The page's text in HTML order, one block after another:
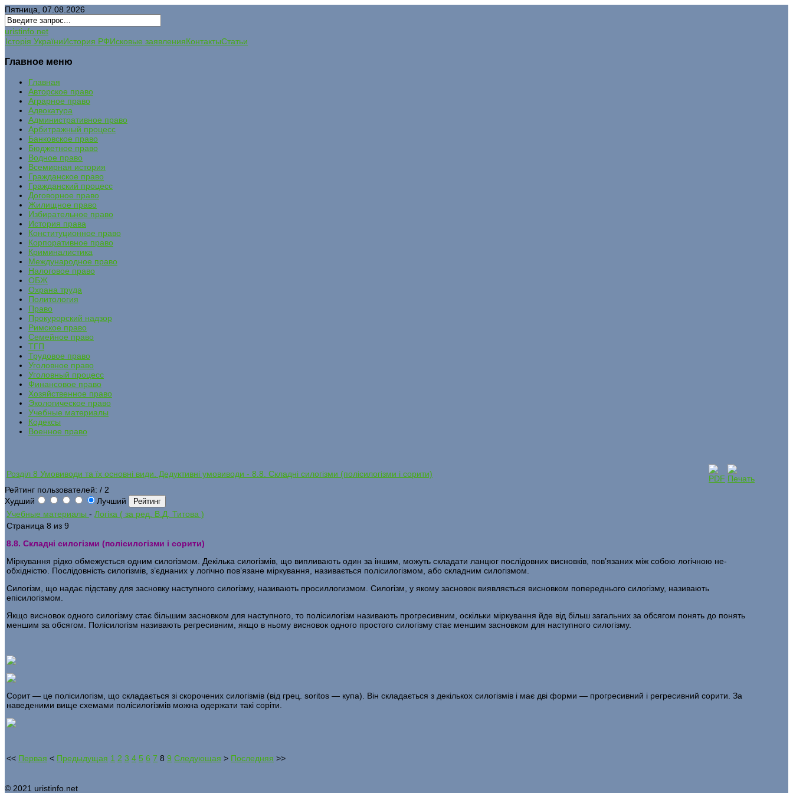
Пятница, 07.08.2026
uristinfo.net
Історія УкраїниИстория РФИсковые заявленияКонтактыСтатьи
Главное меню
Главная
Авторское право
Аграрное право
Адвокатура
Административное право
Арбитражный процесс
Банковское право
Бюджетное право
Водное право
Всемирная история
Гражданское право
Гражданский процесс
Договорное право
Жилищное право
Избирательное право
История права
Конституционное право
Корпоративное право
Криминалистика
Международное право
Налоговое право
ОБЖ
Охрана труда
Политология
Право
Прокурорский надзор
Римское право
Семейное право
ТГП
Трудовое право
Уголовное право
Уголовный процесс
Финансовое право
Хозяйственное право
Экологическое право
Учебные материалы
Кодексы
Военное право
Розділ 8 Умовиводи та їх основні види. Дедуктивні умовиводи - 8.8. Складні силогізми (полісилогізми і сорити)
Рейтинг пользователей: / 2
Худший
Лучший
Учебные материалы - Логіка ( за ред. В.Д. Титова )
Страница 8 из 9
8.8. Складні силогізми (полісилогізми і сорити)
Міркування рідко обмежується одним силогізмом. Декілька силогізмів, що випливають один за іншим, можуть складати лан­цюг послідовних висновків, пов’язаних між собою логічною не­
обхідністю. Послідовність силогізмів, з’єднаних у логічно пов’яза­не міркування, називається полісилогізмом, або складним си­логізмом.
Силогізм, що надає підставу для засновку наступного си­логізму, називають просиллогизмом. Силогізм, у якому засновок виявляється висновком попереднього силогізму, називають
епісилогізмом.
Якщо висновок одного силогізму стає більшим засновком для наступного, то полісилогізм називають прогресивним, оскільки міркування йде від більш загальних за обсягом понять до понять
меншим за обсягом. Полісилогізм називають регресивним, якщо в ньому висновок одного простого силогізму стає меншим за­сновком для наступного силогізму.
Сорит — це полісилогізм, що складається зі скорочених си­логізмів (від грец. soritos — купа). Він складається з декількох си­логізмів і має дві форми — прогресивний і регресивний сорити. За
наведеними вище схемами полісилогізмів можна одержати такі соріти.
<< Первая < Предыдущая 1 2 3 4 5 6 7 8 9 Следующая > Последняя >>
© 2021 uristinfo.net